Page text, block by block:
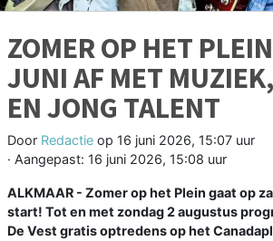
ZOMER OP HET
JUNI AF MET
EN JONG TALENT
Door Redactie op 16 juni 2026, 15:07 uur
· Aangepast: 16 juni 2026, 15:08 uur
ALKMAAR - Zomer op het Plein gaat op
start! Tot en met zondag 2 augustus
De Vest gratis optredens op het